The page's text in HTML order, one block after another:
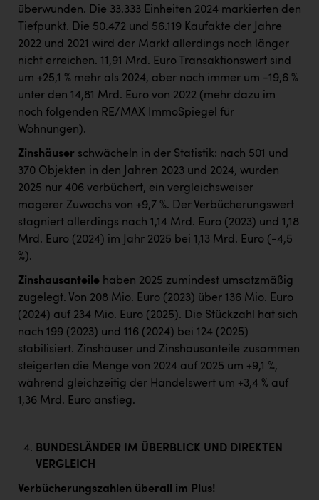
überwunden. Die 33.333 Einheiten 2024 markierten den
Tiefpunkt. Die 50.472 und 56.119 Kaufakte der Jahre
2022 und 2021 wird der Markt allerdings noch länger
nicht erreichen. 11,91 Mrd. Euro Transaktionswert sind
um +25,1 % mehr als 2024, aber noch immer um -19,6 %
unter den 14,81 Mrd. Euro von 2022 (mehr dazu im
noch folgenden RE/MAX ImmoSpiegel für
Wohnungen).
Zinshäuser schwächeln in der Statistik: nach 501 und
370 Objekten in den Jahren 2023 und 2024, wurden
2025 nur 406 verbüchert, ein vergleichsweiser
magerer Zuwachs von +9,7 %. Der Verbücherungswert
stagniert allerdings nach 1,14 Mrd. Euro (2023) und 1,18
Mrd. Euro (2024) im Jahr 2025 bei 1,13 Mrd. Euro (-4,5
%).
Zinshausanteile haben 2025 zumindest umsatzmäßig
zugelegt. Von 208 Mio. Euro (2023) über 136 Mio. Euro
(2024) auf 234 Mio. Euro (2025). Die Stückzahl hat sich
nach 199 (2023) und 116 (2024) bei 124 (2025)
stabilisiert. Zinshäuser und Zinshausanteile zusammen
steigerten die Menge von 2024 auf 2025 um +9,1 %,
während gleichzeitig der Handelswert um +3,4 % auf
1,36 Mrd. Euro anstieg.
BUNDESLÄNDER IM ÜBERBLICK UND DIREKTEN
VERGLEICH
Verbücherungszahlen überall im Plus!